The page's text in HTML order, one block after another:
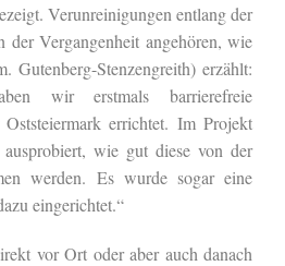
Verunreinigungen entlang der
der Vergangenheit angehören, wie
Gutenberg-Stenzengreith) erzählt:
wir erstmals barrierefreie
errichtet. Im Projekt
wie gut diese von der
werden. Es wurde sogar eine
eingerichtet.“
vor Ort oder aber auch danach